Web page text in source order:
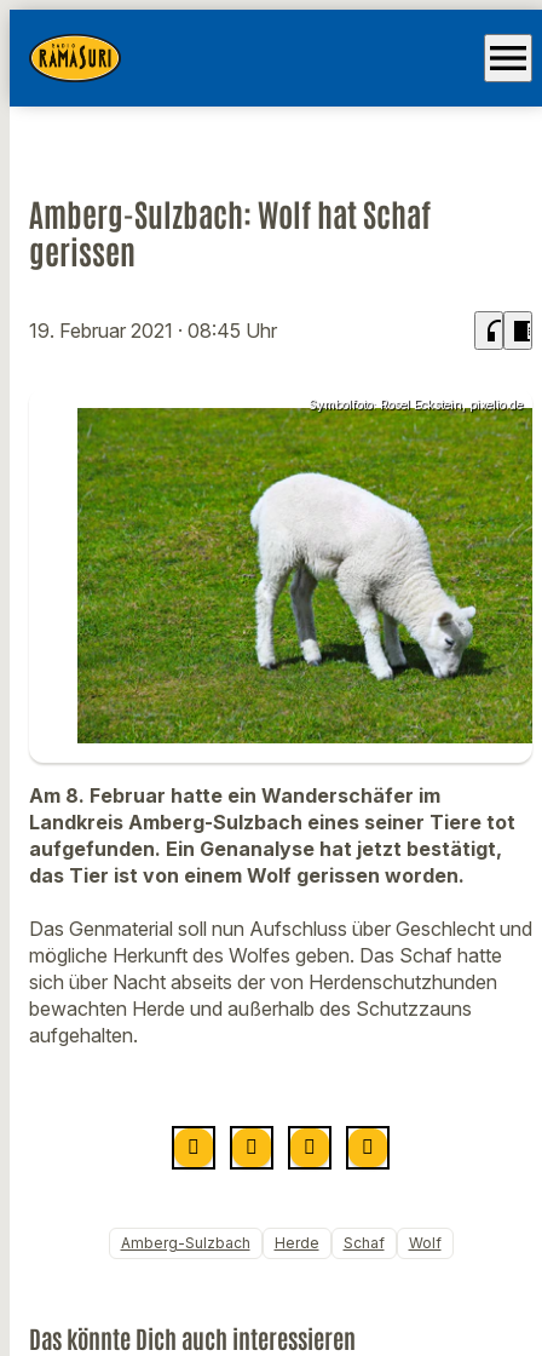
menu
Amberg-Sulzbach: Wolf hat Schaf
gerissen
19. Februar 2021 · 08:45 Uhr headphones chrome_reader_mode
Symbolfoto: Rosel Eckstein, pixelio.de
Am 8. Februar hatte ein Wanderschäfer im
Landkreis Amberg-Sulzbach eines seiner Tiere tot
aufgefunden. Ein Genanalyse hat jetzt bestätigt,
das Tier ist von einem Wolf gerissen worden.
Das Genmaterial soll nun Aufschluss über Geschlecht und
mögliche Herkunft des Wolfes geben. Das Schaf hatte
sich über Nacht abseits der von Herdenschutzhunden
bewachten Herde und außerhalb des Schutzzauns
aufgehalten.
Amberg-Sulzbach Herde Schaf Wolf
Das könnte Dich auch interessieren